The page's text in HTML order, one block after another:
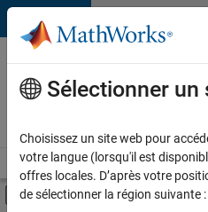
Passer au contenu
Votre
carrière
chez
Accueil Explorer nos opportunités
Activer/désactiver
Contenu principal
Sélectionner un
Choisissez un site web pour
votre langue (lorsqu'il est
offres locales. D’après votre
de sélectionner la région suivante :